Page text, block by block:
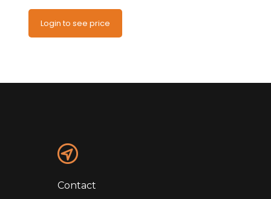
Login to see price
Contact